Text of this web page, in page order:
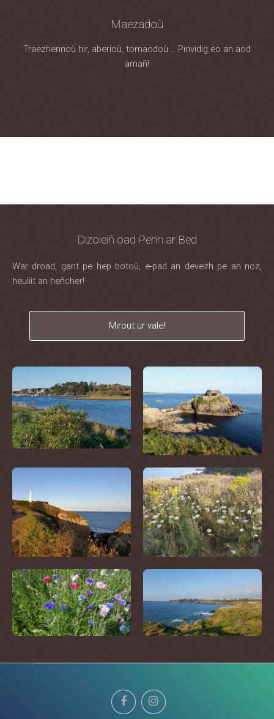
Maezadoù
Traezhennoù hir, aberioù, tornaodoù... Pinvidig eo an aod
amañ!
Dizoleiñ oad Penn ar Bed
War droad, gant pe hep botoù, e-pad an devezh pe an noz,
heuliit an heñcher!
Mirout ur vale!